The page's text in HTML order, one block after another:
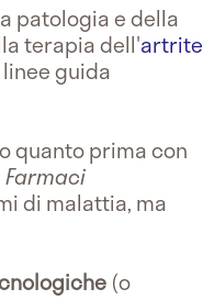
patologia e della
terapia dell'artrite
guida
quanto prima con
Farmaci
di malattia, ma
(o